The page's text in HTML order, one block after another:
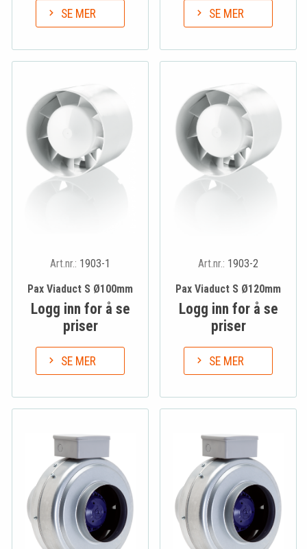
SE MER SE MER
Art.nr.: 1903-1
Pax Viaduct S Ø100mm
Logg inn for å se
priser
SE MER
Art.nr.: 1903-2
Pax Viaduct S Ø120mm
Logg inn for å se
priser
SE MER